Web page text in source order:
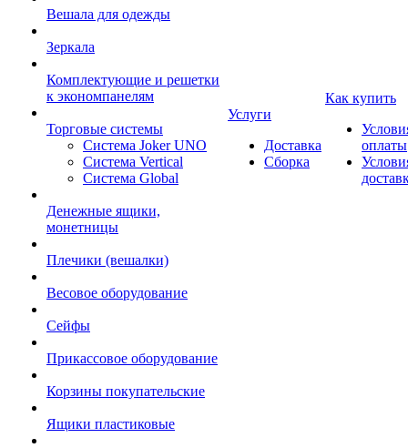
Вешала для одежды
Зеркала
Комплектующие и решетки
к экономпанелям
Торговые системы
Система Joker UNO
Система Vertical
Система Global
Денежные ящики,
монетницы
Плечики (вешалки)
Весовое оборудование
Сейфы
Прикассовое оборудование
Корзины покупательские
Ящики пластиковые
Услуги
Доставка
Сборка
Как купить
оплаты